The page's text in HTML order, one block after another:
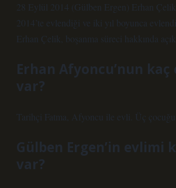
28 Eylül 2014 (Gülben Ergen) Erhan
2014’te evlendiği ve iki yıl boyunca
Erhan Çelik, boşanma süreci hakkında
Erhan Afyoncu’nun kaç
var?
Tarihçi Fatma, Afyoncu ile evli. Üç çocuğu
Gülben Ergen’in evlimi
var?